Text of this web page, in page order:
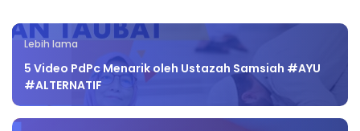
Lebih lama
5 Video PdPc Menarik oleh Ustazah Samsiah #AYU
#ALTERNATIF